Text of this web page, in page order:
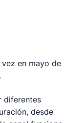
en mayo de
diferentes
desde